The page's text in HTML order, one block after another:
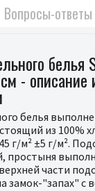
Вопросы-ответы
белья
- описание
белья
из 100%
г/м² ±5 г/м².
простыня
части
замок-"запах" с